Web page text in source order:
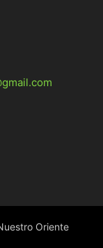
Oriente